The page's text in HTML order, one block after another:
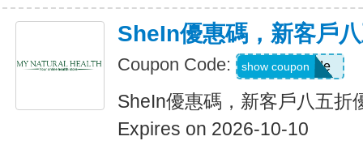
SheIn優惠碼，新客戶
Coupon Code: Show Code
show coupon
SheIn優惠碼，新客戶八五折
Expires on 2026-10-10